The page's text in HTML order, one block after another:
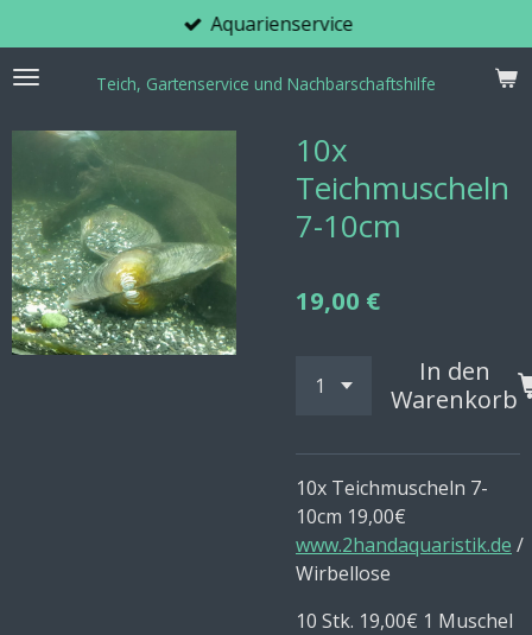
Hauptinhalt
springen
Teich, Gartenservice und Nachbarschaftshilfe
Aquarienservice
10x
Teichmuscheln
7-10cm
19,00 €
In den
Warenkorb
10x Teichmuscheln 7-
10cm 19,00€
www.2handaquaristik.de /
Wirbellose
10 Stk. 19,00€ 1 Muschel